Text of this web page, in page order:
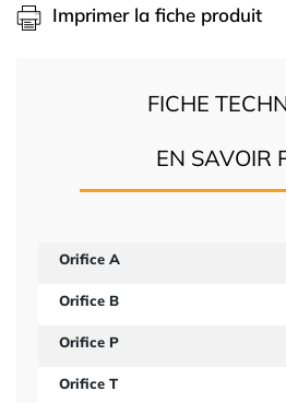
Imprimer la fiche produit
FICHE
EN SAVOIR
Orifice A
Orifice B
Orifice P
Orifice T